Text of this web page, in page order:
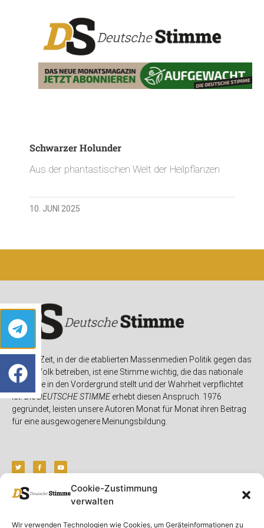
Cookie-Zustimmung
verwalten
Wir verwenden Technologien wie Cookies, um Geräteinformationen zu
Schwarzer Holunder
Aus der phantastischen Welt der Heilpflanzen
10. JUNI 2025
In einer Zeit, in der die etablierten Massenmedien Politik gegen das
eigene Volk betreiben, ist eine Stimme wichtig, die das nationale
Interesse in den Vordergrund stellt und der Wahrheit verpflichtet
ist. DieDEUTSCHE STIMMEerhebt diesen Anspruch. 1976
gegründet, leisten unsere Autoren Monat für Monat ihren Beitrag
für eine ausgewogenere Meinungsbildung.
Unser Magazin Rubriken